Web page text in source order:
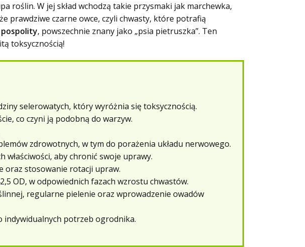
roślin. W jej skład wchodzą takie przysmaki jak marchewka,
prawdziwe czarne owce, czyli chwasty, które potrafią
, powszechnie znany jako „psia pietruszka”. Ten
toksycznością!
selerowatych, który wyróżnia się toksycznością.
co czyni ją podobną do warzyw.
zdrowotnych, w tym do porażenia układu nerwowego.
aby chronić swoje uprawy.
oraz stosowanie rotacji upraw.
OD, w odpowiednich fazach wzrostu chwastów.
regularne pielenie oraz wprowadzenie owadów
indywidualnych potrzeb ogrodnika.